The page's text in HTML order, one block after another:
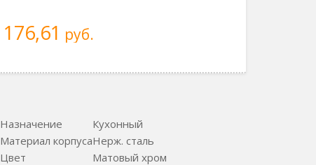
176,61 руб.
Назначение
Кухонный
Материал корпусаНерж. сталь
Цвет
Матовый хром